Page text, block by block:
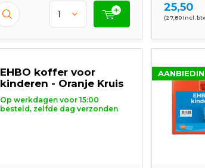
25,50
(27,80 Incl.
EHBO koffer voor
kinderen - Oranje Kruis
Op werkdagen voor 15:00
besteld, zelfde dag verzonden